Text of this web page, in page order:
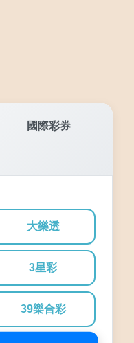
國際彩券
大樂透
3星彩
39樂合彩